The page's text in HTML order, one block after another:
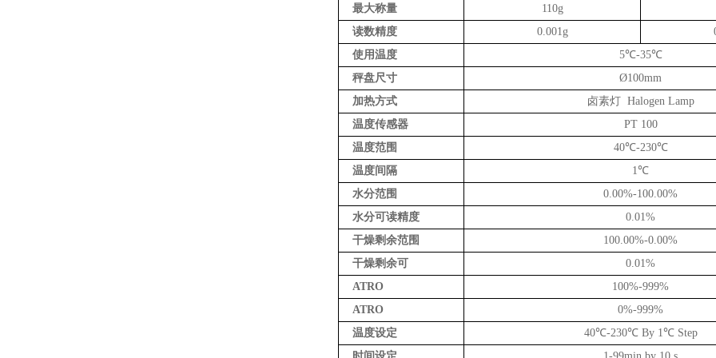
最大称量
110g
读数精度
0.001g
使用温度
5℃-35℃
秤盘尺寸
Ø100mm
加热方式
卤素灯 Halogen Lamp
温度传感器
PT 100
温度范围
40℃-230℃
温度间隔
1℃
水分范围
0.00%-100.00%
水分可读精度
0.01%
干燥剩余范围
100.00%-0.00%
干燥剩余可
0.01%
ATRO
100%-999%
ATRO
0%-999%
温度设定
40℃-230℃ By 1℃ Step